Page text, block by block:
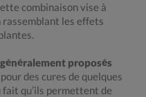
combinaison vise à
les effets
généralement proposés
des cures de quelques
qu’ils permettent de